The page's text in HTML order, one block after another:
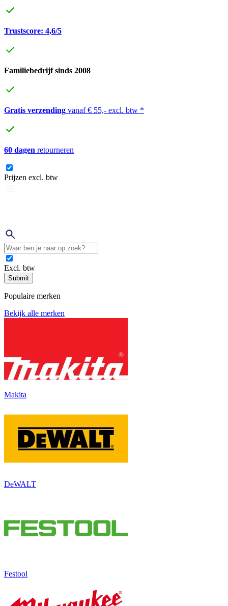
Trustscore: 4,6/5
Familiebedrijf sinds 2008
Gratis verzending vanaf € 55,- excl. btw *
60 dagen retourneren
Prijzen excl. btw
Excl. btw
Submit
Populaire merken
Bekijk alle merken
Makita
DeWALT
Festool